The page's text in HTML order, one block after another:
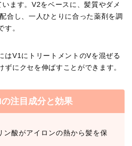
ます。V2をベースに、髪質やダメ
合し、一人ひとりに合った薬剤を調
す。
はV1にトリートメントのVを混ぜる
ずにクセを伸ばすことができます。
注目成分と効果
ン酸がアイロンの熱から髪を保